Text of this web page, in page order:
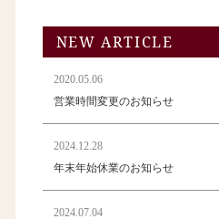
NEW ARTICLE
2020.05.06
営業時間変更のお知らせ
2024.12.28
年末年始休業のお知らせ
2024.07.04